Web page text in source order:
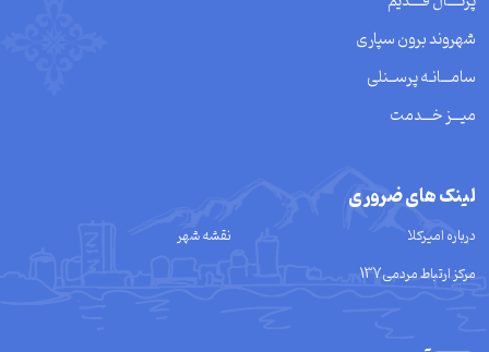
شهروند برون سپاری
سامـــانـه پرســنلی
میـــز خـــدمت
لینک های ضروری
درباره امیرکلا
نقشه شهر
مرکز ارتباط مردمی137